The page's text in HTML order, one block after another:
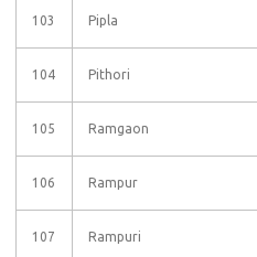
103 Pipla
104 Pithori
105 Ramgaon
106 Rampur
107 Rampuri